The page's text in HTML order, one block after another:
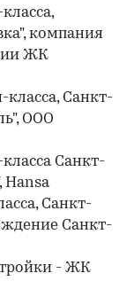
компания
ЖК
Санкт-
ООО
Санкт-
Hansa
Санкт-
Санкт-
- ЖК